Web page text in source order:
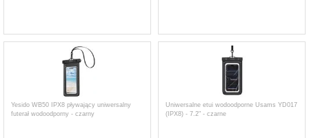
Yesido WB50 IPX8 pływający uniwersalny
futerał wodoodporny - czarny
Uniwersalne etui wodoodporne Usams YD017
(IPX8) - 7.2" - czarne